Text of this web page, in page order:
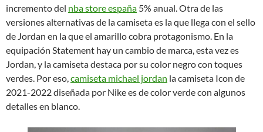
incremento del nba store españa 5% anual. Otra de las
versiones alternativas de la camiseta es la que llega con el sello
de Jordan en la que el amarillo cobra protagonismo. En la
equipación Statement hay un cambio de marca, esta vez es
Jordan, y la camiseta destaca por su color negro con toques
verdes. Por eso,camiseta michael jordan la camiseta Icon de
2021-2022 diseñada por Nike es de color verde con algunos
detalles en blanco.